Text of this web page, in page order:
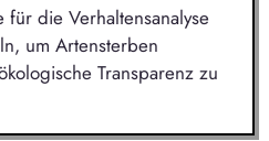
die Verhaltensanalyse
um Artensterben
Transparenz zu